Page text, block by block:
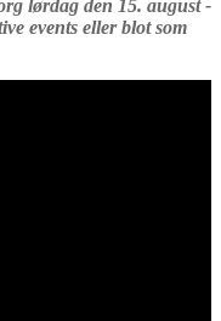
lørdag den 15. august -
events eller blot som